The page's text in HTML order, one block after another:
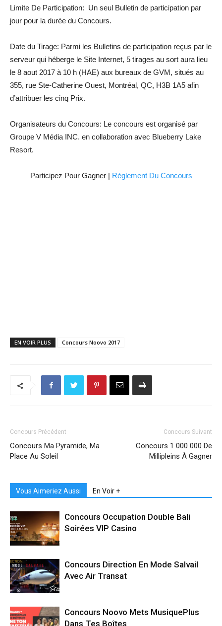
Limite De Participation: Un seul Bulletin de participation par
jour pour la durée du Concours.
Date du Tirage: Parmi les Bulletins de participation reçus par le
serveur qui héberge le Site Internet, 5 tirages au sort aura lieu
le 8 aout 2017 à 10 h (HAE) aux bureaux de GVM, situés au
355, rue Ste-Catherine Ouest, Montréal, QC, H3B 1A5 afin
d’attribuer les cinq Prix.
Organisateurs du Concours: Le concours est organisé par
Groupe V Média INC. en collaboration avec Blueberry Lake
Resort.
Participez Pour Gagner | Règlement Du Concours
EN VOIR PLUS Concours Noovo 2017
Concours Précédent
Concours Ma Pyramide, Ma
Place Au Soleil
Concours Suivant
Concours 1 000 000 De
Millipleins À Gagner
Vous Aimeriez Aussi En Voir +
Concours Occupation Double Bali
Soirées VIP Casino
Concours Direction En Mode Salvail
Avec Air Transat
Concours Noovo Mets MusiquePlus
Dans Tes Boîtes